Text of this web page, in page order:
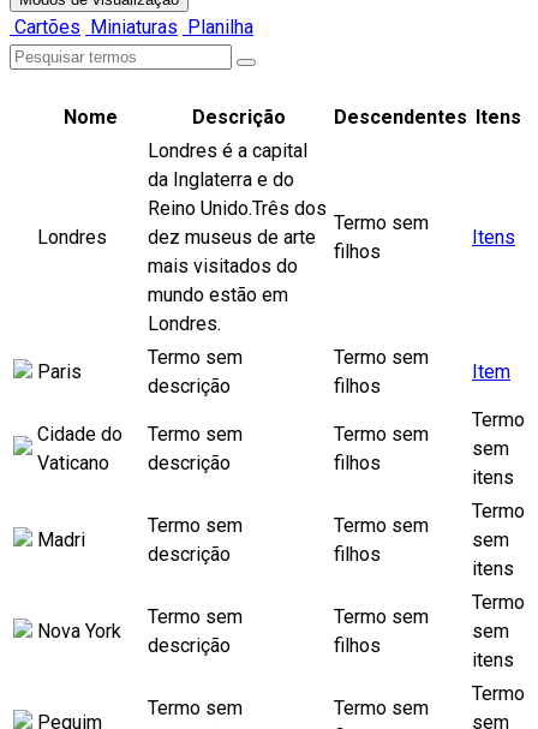
Cartões Miniaturas Planilha
Nome Descrição Descendentes Itens
Londres
Londres é a capital
da Inglaterra e do
Reino Unido.Três dos
dez museus de arte
mais visitados do
mundo estão em
Londres.
Termo sem
filhos
Itens
Paris
Termo sem
descrição
Termo sem
filhos
Item
Cidade do
Vaticano
Termo sem
descrição
Termo sem
filhos
Termo
sem
itens
Madri
Termo sem
descrição
Termo sem
filhos
Termo
sem
itens
Nova York
Termo sem
descrição
Termo sem
filhos
Termo
sem
itens
Pequim
Termo sem
Termo sem
Termo
sem